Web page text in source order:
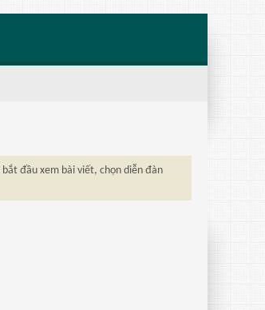
đầu xem bài viết, chọn diễn đàn